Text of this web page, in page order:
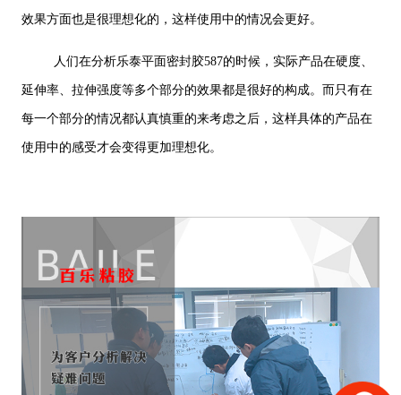
效果方面也是很理想化的，这样使用中的情况会更好。
人们在分析乐泰平面密封胶587的时候，实际产品在硬度、
延伸率、拉伸强度等多个部分的效果都是很好的构成。而只有在
每一个部分的情况都认真慎重的来考虑之后，这样具体的产品在
使用中的感受才会变得更加理想化。